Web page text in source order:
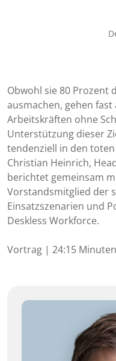
Obwohl sie 80 Prozent
ausmachen, gehen fast
Arbeitskräften ohne
Unterstützung dieser
tendenziell in den
Christian Heinrich,
berichtet gemeinsam
Vorstandsmitglied der
Einsatzszenarien und
Deskless Workforce.
Vortrag | 24:15 Minuten